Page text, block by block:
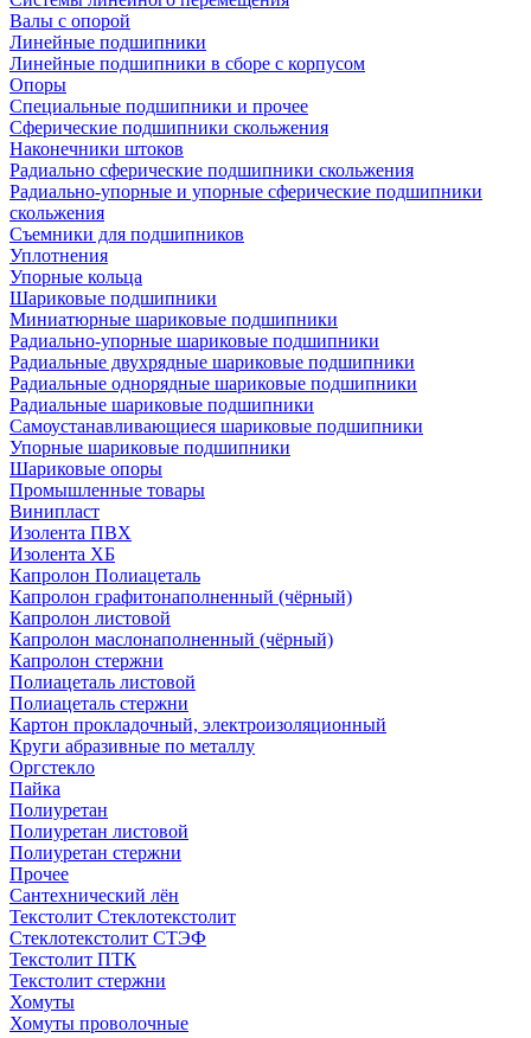
Валы с опорой
Линейные подшипники
Линейные подшипники в сборе с корпусом
Опоры
Специальные подшипники и прочее
Сферические подшипники скольжения
Наконечники штоков
Радиально сферические подшипники скольжения
Радиально-упорные и упорные сферические подшипники
скольжения
Съемники для подшипников
Уплотнения
Упорные кольца
Шариковые подшипники
Миниатюрные шариковые подшипники
Радиально-упорные шариковые подшипники
Радиальные двухрядные шариковые подшипники
Радиальные однорядные шариковые подшипники
Радиальные шариковые подшипники
Самоустанавливающиеся шариковые подшипники
Упорные шариковые подшипники
Шариковые опоры
Промышленные товары
Винипласт
Изолента ПВХ
Изолента ХБ
Капролон Полиацеталь
Капролон графитонаполненный (чёрный)
Капролон листовой
Капролон маслонаполненный (чёрный)
Капролон стержни
Полиацеталь листовой
Полиацеталь стержни
Картон прокладочный, электроизоляционный
Круги абразивные по металлу
Оргстекло
Пайка
Полиуретан
Полиуретан листовой
Полиуретан стержни
Прочее
Сантехнический лён
Текстолит Стеклотекстолит
Стеклотекстолит СТЭФ
Текстолит ПТК
Текстолит стержни
Хомуты
Хомуты проволочные